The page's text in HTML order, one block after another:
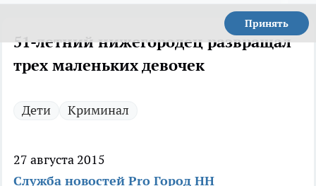
Принять
51-летний нижегородец развращал
трех маленьких девочек
Дети Криминал
27 августа 2015
Служба новостей Pro Город НН